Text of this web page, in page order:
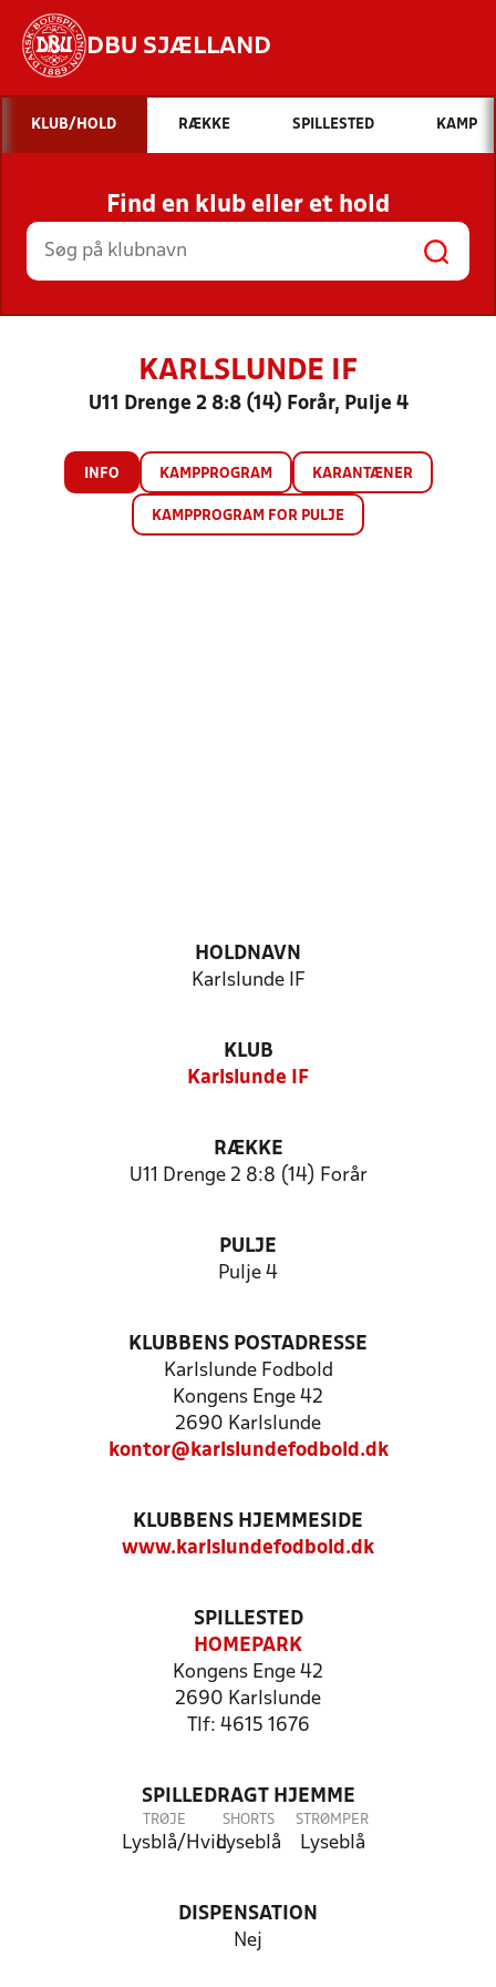
DBU SJÆLLAND
Hvad vil du søge efter?
INDHOLD OG NYHEDER
STILLINGER, RESULTATER, KLUBBER OG
HOLD
KLUB/HOLD RÆKKE SPILLESTED KAMP
Find en klub eller et hold
KARLSLUNDE IF
U11 Drenge 2 8:8 (14) Forår, Pulje 4
INFO KAMPPROGRAM KARANTÆNER
KAMPPROGRAM FOR PULJE
HOLDNAVN
Karlslunde IF
KLUB
Karlslunde IF
RÆKKE
U11 Drenge 2 8:8 (14) Forår
PULJE
Pulje 4
KLUBBENS POSTADRESSE
Karlslunde Fodbold
Kongens Enge 42
2690 Karlslunde
kontor@karlslundefodbold.dk
KLUBBENS HJEMMESIDE
www.karlslundefodbold.dk
SPILLESTED
HOMEPARK
Kongens Enge 42
2690 Karlslunde
Tlf: 4615 1676
SPILLEDRAGT HJEMME
TRØJE
Lysblå/Hvid
SHORTS
Lyseblå
STRØMPER
Lyseblå
DISPENSATION
Nej